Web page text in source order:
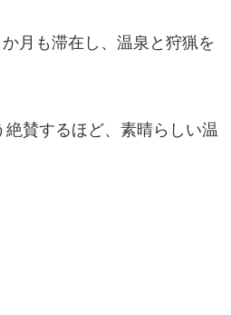
月も滞在し、温泉と狩猟を
絶賛するほど、素晴らしい温